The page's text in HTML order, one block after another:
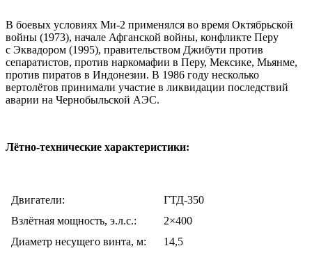
В боевых условиях Ми-2 применялся во время Октябрьской
войны (1973), начале Афганской войны, конфликте Перу
с Эквадором (1995), правительством Джибути против
сепаратистов, против наркомафии в Перу, Мексике, Мьянме,
против пиратов в Индонезии. В 1986 году несколько
вертолётов принимали участие в ликвидации последствий
аварии на Чернобыльской АЭС.
Лётно-технические характеристики:
Двигатели:
ГТД-350
Взлётная мощность, э.л.с.:
2×400
Диаметр несущего винта, м:
14,5